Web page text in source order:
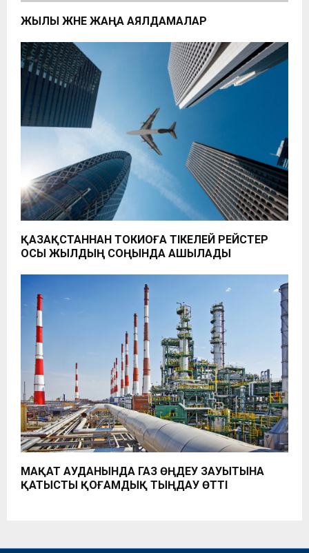
ЖЫЛЫ ЖӘНЕ ЖАҢА АЯЛДАМАЛАР
ҚАЗАҚСТАННАН ТОКИОҒА ТІКЕЛЕЙ РЕЙСТЕР
ОСЫ ЖЫЛДЫҢ СОҢЫНДА АШЫЛАДЫ
МАҚАТ АУДАНЫНДА ГАЗ ӨҢДЕУ ЗАУЫТЫНА
ҚАТЫСТЫ ҚОҒАМДЫҚ ТЫҢДАУ ӨТТІ